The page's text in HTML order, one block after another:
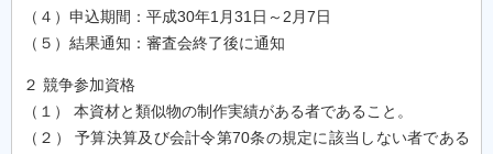
（４）申込期間：平成30年1月31日～2月7日
（５）結果通知：審査会終了後に通知
２ 競争参加資格
（１） 本資材と類似物の制作実績がある者であること。
（２） 予算決算及び会計令第70条の規定に該当しない者である